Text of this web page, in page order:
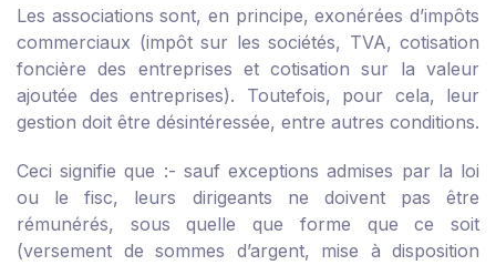
Les associations sont, en principe, exonérées d’impôts
commerciaux (impôt sur les sociétés, TVA, cotisation
foncière des entreprises et cotisation sur la valeur
ajoutée des entreprises). Toutefois, pour cela, leur
gestion doit être désintéressée, entre autres conditions.
Ceci signifie que :- sauf exceptions admises par la loi
ou le fisc, leurs dirigeants ne doivent pas être
rémunérés, sous quelle que forme que ce soit
(versement de sommes d’argent, mise à disposition